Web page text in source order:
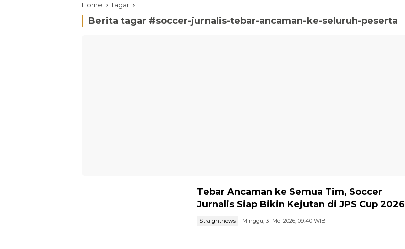
Home Tagar
Berita tagar #soccer-jurnalis-tebar-ancaman-ke-seluruh-peserta
Tebar Ancaman ke Semua Tim, Soccer
Jurnalis Siap Bikin Kejutan di JPS Cup 2026
Straightnews Minggu, 31 Mei 2026, 09:40 WIB